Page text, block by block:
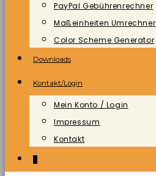
PayPal Gebührenrechner
Maßeinheiten Umrechner
Color Scheme Generator
Downloads
Kontakt/Login
Mein Konto / Login
Impressum
Kontakt